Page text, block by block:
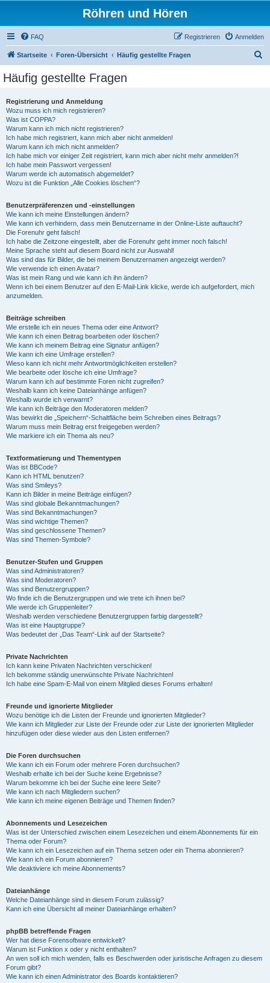
Röhren und Hören
FAQ Anmelden
Registrieren
Startseite Foren-Übersicht Häufig gestellte Fragen
Häufig gestellte Fragen
Registrierung und Anmeldung
Wozu muss ich mich registrieren?
Was ist COPPA?
Warum kann ich mich nicht registrieren?
Ich habe mich registriert, kann mich aber nicht anmelden!
Warum kann ich mich nicht anmelden?
Ich habe mich vor einiger Zeit registriert, kann mich aber nicht mehr anmelden?!
Ich habe mein Passwort vergessen!
Warum werde ich automatisch abgemeldet?
Wozu ist die Funktion „Alle Cookies löschen“?
Benutzerpräferenzen und -einstellungen
Wie kann ich meine Einstellungen ändern?
Wie kann ich verhindern, dass mein Benutzername in der Online-Liste auftaucht?
Die Forenuhr geht falsch!
Ich habe die Zeitzone eingestellt, aber die Forenuhr geht immer noch falsch!
Meine Sprache steht auf diesem Board nicht zur Auswahl!
Was sind das für Bilder, die bei meinem Benutzernamen angezeigt werden?
Wie verwende ich einen Avatar?
Was ist mein Rang und wie kann ich ihn ändern?
Wenn ich bei einem Benutzer auf den E-Mail-Link klicke, werde ich aufgefordert, mich
anzumelden.
Beiträge schreiben
Wie erstelle ich ein neues Thema oder eine Antwort?
Wie kann ich einen Beitrag bearbeiten oder löschen?
Wie kann ich meinem Beitrag eine Signatur anfügen?
Wie kann ich eine Umfrage erstellen?
Wieso kann ich nicht mehr Antwortmöglichkeiten erstellen?
Wie bearbeite oder lösche ich eine Umfrage?
Warum kann ich auf bestimmte Foren nicht zugreifen?
Weshalb kann ich keine Dateianhänge anfügen?
Weshalb wurde ich verwarnt?
Wie kann ich Beiträge den Moderatoren melden?
Was bewirkt die „Speichern“-Schaltfläche beim Schreiben eines Beitrags?
Warum muss mein Beitrag erst freigegeben werden?
Wie markiere ich ein Thema als neu?
Textformatierung und Thementypen
Was ist BBCode?
Kann ich HTML benutzen?
Was sind Smileys?
Kann ich Bilder in meine Beiträge einfügen?
Was sind globale Bekanntmachungen?
Was sind Bekanntmachungen?
Was sind wichtige Themen?
Was sind geschlossene Themen?
Was sind Themen-Symbole?
Benutzer-Stufen und Gruppen
Was sind Administratoren?
Was sind Moderatoren?
Was sind Benutzergruppen?
Wo finde ich die Benutzergruppen und wie trete ich ihnen bei?
Wie werde ich Gruppenleiter?
Weshalb werden verschiedene Benutzergruppen farbig dargestellt?
Was ist eine Hauptgruppe?
Was bedeutet der „Das Team“-Link auf der Startseite?
Private Nachrichten
Ich kann keine Privaten Nachrichten verschicken!
Ich bekomme ständig unerwünschte Private Nachrichten!
Ich habe eine Spam-E-Mail von einem Mitglied dieses Forums erhalten!
Freunde und ignorierte Mitglieder
Wozu benötige ich die Listen der Freunde und ignorierten Mitglieder?
Wie kann ich Mitglieder zur Liste der Freunde oder zur Liste der ignorierten Mitglieder
hinzufügen oder diese wieder aus den Listen entfernen?
Die Foren durchsuchen
Wie kann ich ein Forum oder mehrere Foren durchsuchen?
Weshalb erhalte ich bei der Suche keine Ergebnisse?
Warum bekomme ich bei der Suche eine leere Seite?
Wie kann ich nach Mitgliedern suchen?
Wie kann ich meine eigenen Beiträge und Themen finden?
Abonnements und Lesezeichen
Was ist der Unterschied zwischen einem Lesezeichen und einem Abonnements für ein
Thema oder Forum?
Wie kann ich ein Lesezeichen auf ein Thema setzen oder ein Thema abonnieren?
Wie kann ich ein Forum abonnieren?
Wie deaktiviere ich meine Abonnements?
Dateianhänge
Welche Dateianhänge sind in diesem Forum zulässig?
Kann ich eine Übersicht all meiner Dateianhänge erhalten?
phpBB betreffende Fragen
Wer hat diese Forensoftware entwickelt?
Warum ist Funktion x oder y nicht enthalten?
An wen soll ich mich wenden, falls es Beschwerden oder juristische Anfragen zu diesem
Forum gibt?
Wie kann ich einen Administrator des Boards kontaktieren?